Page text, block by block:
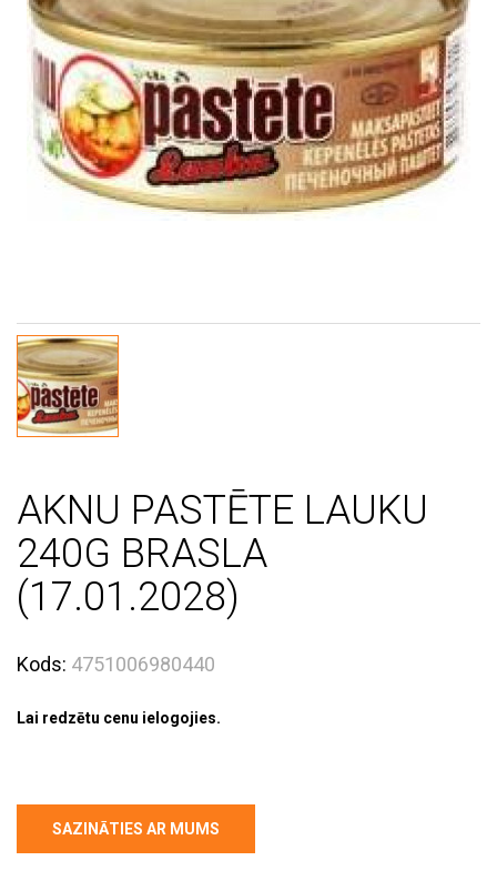
AKNU PASTĒTE LAUKU
240G BRASLA
(17.01.2028)
Kods: 4751006980440
Lai redzētu cenu ielogojies.
SAZINĀTIES AR MUMS